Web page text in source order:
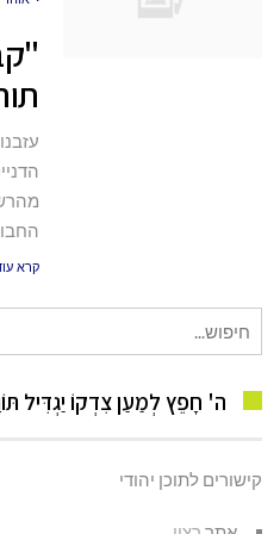
קרא
עבור:
ה' חָפֵץ לְמַעַן צִדְקוֹ יַגְדִּיל
קישורים לתוכן יהודי